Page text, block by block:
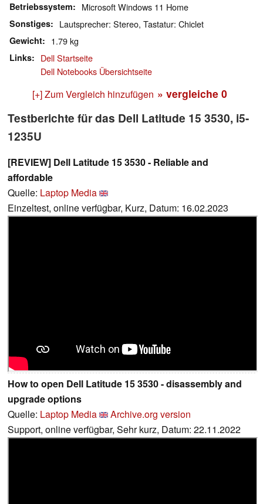
Betriebssystem Microsoft Windows 11 Home
Sonstiges Lautsprecher: Stereo, Tastatur: Chiclet
Gewicht 1.79 kg
Links
Dell Startseite
Dell Notebooks Übersichtseite
[+] Zum Vergleich hinzufügen » vergleiche 0
Testberichte für das Dell Latitude 15 3530, i5-
1235U
[REVIEW] Dell Latitude 15 3530 - Reliable and
affordable
Quelle: Laptop Media
Einzeltest, online verfügbar, Kurz, Datum: 16.02.2023
How to open Dell Latitude 15 3530 - disassembly and
upgrade options
Quelle: Laptop Media
Archive.org version
Support, online verfügbar, Sehr kurz, Datum: 22.11.2022